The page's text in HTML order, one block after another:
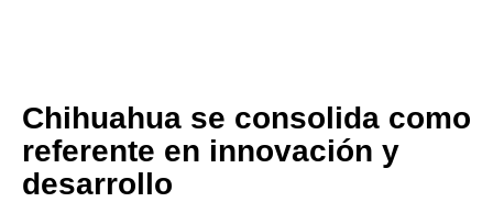
Chihuahua se consolida como
referente en innovación y
desarrollo